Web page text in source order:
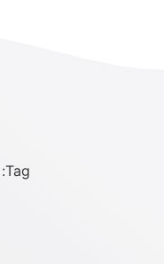
Tag: مخزن سختی‌گیر